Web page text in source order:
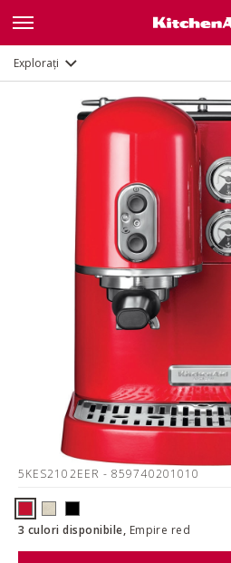
Explorați
5KES2102EER - 859740201010
3 culori disponibile, Empire red